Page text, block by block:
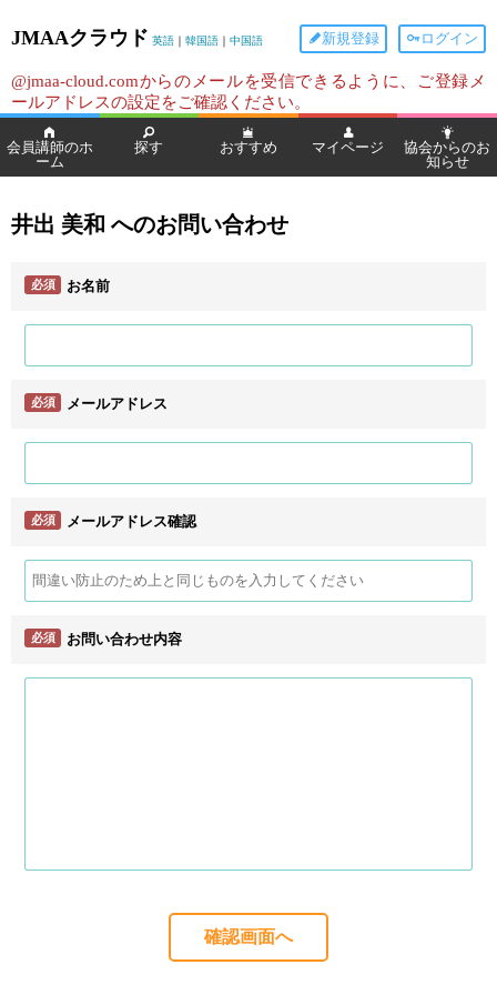
JMAAクラウド 英語 ｜ 韓国語 ｜ 中国語 ログイン
新規登録
@jmaa-cloud.comからのメールを受信できるように、ご登録メ
ールアドレスの設定をご確認ください。
会員講師のホ
ーム
探す おすすめ マイページ
協会からのお
知らせ
井出 美和 へのお問い合わせ
お名前
必須
メールアドレス
必須
メールアドレス確認
必須
お問い合わせ内容
必須